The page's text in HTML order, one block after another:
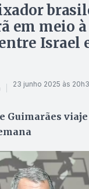
em meio
Israel
23 junho 2025 às
Guimarães